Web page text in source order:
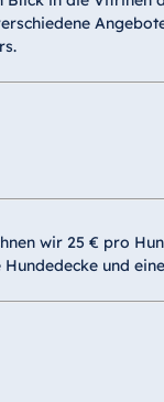
wir 25 € pro
und